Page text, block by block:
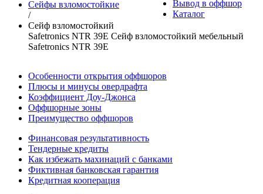
Вывод в оффшор
Каталог
Сейфы взломостойкие
/
Сейф взломостойкий
Safetronics NTR 39E Сейф взломостойкий мебельный
Safetronics NTR 39E
Особенности открытия оффшоров
Плюсы и минусы овердрафта
Коэффициент Доу-Джонса
Оффшорные зоны
Преимущество оффшоров
Финансовая результативность
Тендерные кредиты
Как избежать махинаций с банками
Фиктивная банковская гарантия
Кредитная кооперация